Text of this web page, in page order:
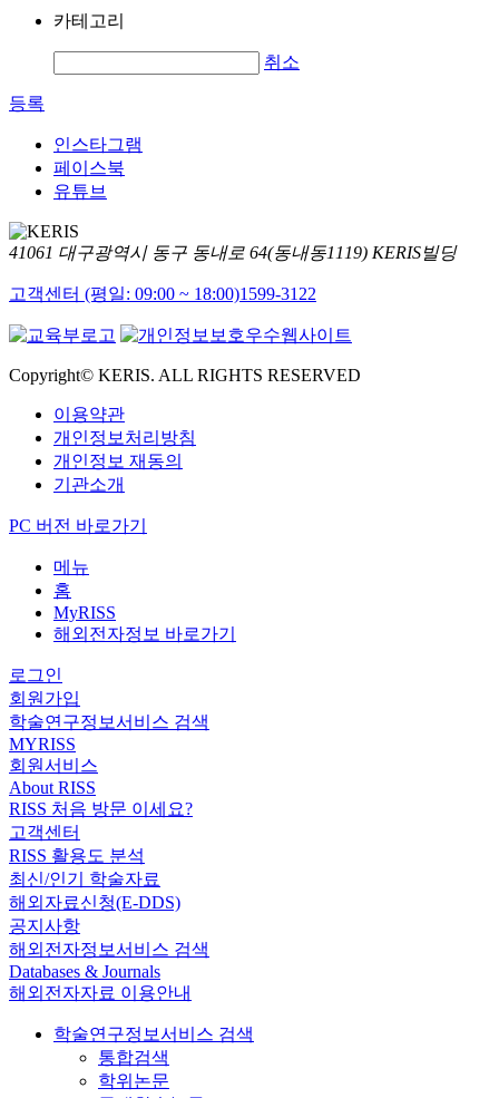
카테고리
취소
등록
인스타그램
페이스북
유튜브
41061 대구광역시 동구 동내로 64(동내동1119) KERIS빌딩
고객센터 (평일: 09:00 ~ 18:00)1599-3122
Copyright© KERIS. ALL RIGHTS RESERVED
이용약관
개인정보처리방침
개인정보 재동의
기관소개
PC 버전 바로가기
메뉴
홈
MyRISS
해외전자정보 바로가기
로그인
회원가입
학술연구정보서비스 검색
MYRISS
회원서비스
About RISS
RISS 처음 방문 이세요?
고객센터
RISS 활용도 분석
최신/인기 학술자료
해외자료신청(E-DDS)
공지사항
해외전자정보서비스 검색
Databases & Journals
해외전자자료 이용안내
학술연구정보서비스 검색
통합검색
학위논문